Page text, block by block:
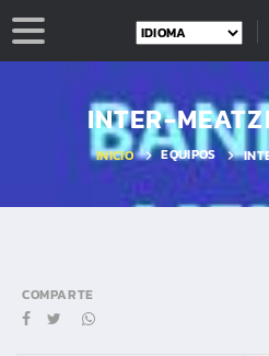
INTER-
INICIO EQUIPOS
COMPARTE